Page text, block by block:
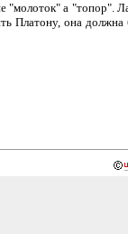
"молоток" а "топор".
Платону, она должна